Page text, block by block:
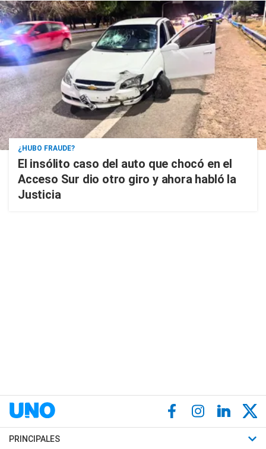
¿HUBO FRAUDE?
El insólito caso del auto que chocó en el
Acceso Sur dio otro giro y ahora habló la
Justicia
PRINCIPALES